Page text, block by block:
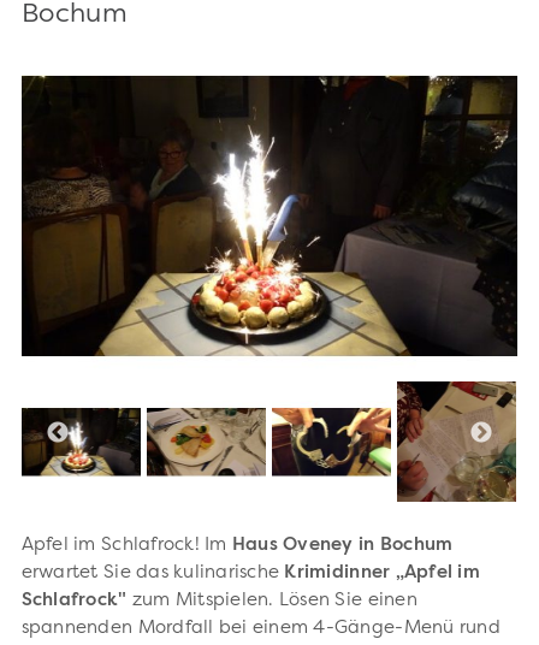
Bochum
Apfel im Schlafrock! Im Haus Oveney in Bochum
erwartet Sie das kulinarische Krimidinner „Apfel im
Schlafrock" zum Mitspielen. Lösen Sie einen
spannenden Mordfall bei einem 4-Gänge-Menü rund